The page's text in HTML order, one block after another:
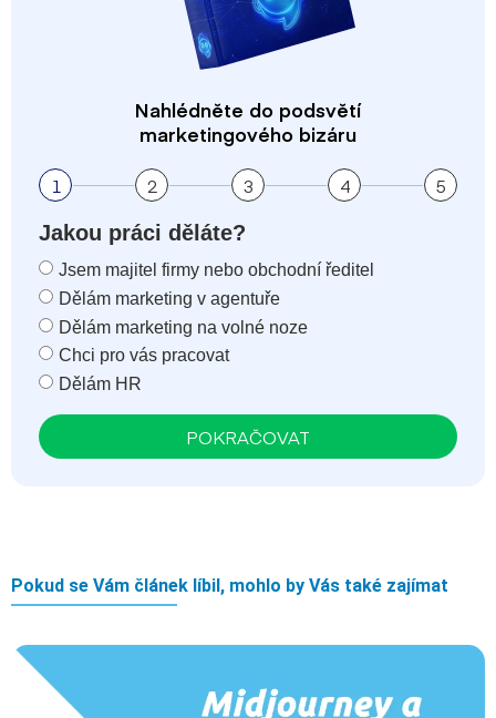
Nahlédněte do podsvětí
marketingového bizáru
1 2 3 4
5
Jakou práci děláte?
Jsem majitel firmy nebo obchodní ředitel
Dělám marketing v agentuře
Dělám marketing na volné noze
Chci pro vás pracovat
Dělám HR
POKRAČOVAT
Pokud se Vám článek líbil, mohlo by Vás také zajímat